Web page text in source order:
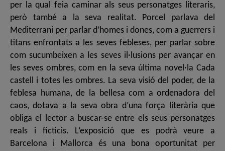
per la qual feia caminar als seus personatges literaris,
però també a la seva realitat. Porcel parlava del
Mediterrani per parlar d’homes i dones, com a guerrers i
titans enfrontats a les seves febleses, per parlar sobre
com sucumbeixen a les seves il·lusions per avançar en
les seves ombres, com en la seva última novel·la Cada
castell i totes les ombres. La seva visió del poder, de la
feblesa humana, de la bellesa com a ordenadora del
caos, dotava a la seva obra d’una força literària que
obliga el lector a buscar-se entre els seus personatges
reals i ficticis. L’exposició que es podrà veure a
Barcelona i Mallorca és una bona oportunitat per